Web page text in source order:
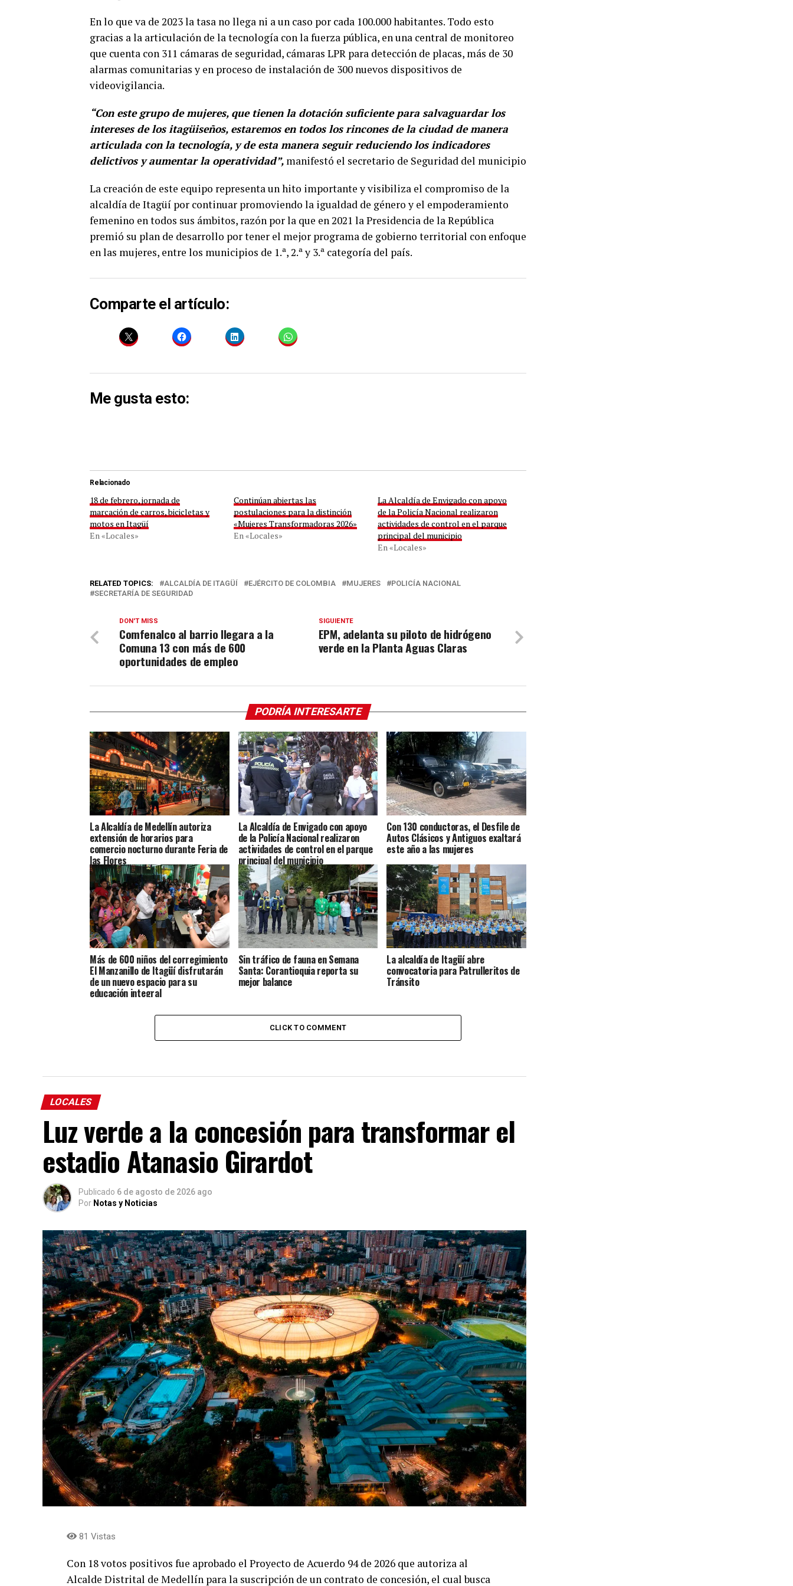
En lo que va de 2023 la tasa no llega ni a un caso por cada 100.000 habitantes. Todo esto
gracias a la articulación de la tecnología con la fuerza pública, en una central de monitoreo
que cuenta con 311 cámaras de seguridad, cámaras LPR para detección de placas, más de 30
alarmas comunitarias y en proceso de instalación de 300 nuevos dispositivos de
videovigilancia.
“Con este grupo de mujeres, que tienen la dotación suficiente para salvaguardar los
intereses de los itagüiseños, estaremos en todos los rincones de la ciudad de manera
articulada con la tecnología, y de esta manera seguir reduciendo los indicadores
delictivos y aumentar la operatividad”, manifestó el secretario de Seguridad del municipio
La creación de este equipo representa un hito importante y visibiliza el compromiso de la
alcaldía de Itagüí por continuar promoviendo la igualdad de género y el empoderamiento
femenino en todos sus ámbitos, razón por la que en 2021 la Presidencia de la República
premió su plan de desarrollo por tener el mejor programa de gobierno territorial con enfoque
en las mujeres, entre los municipios de 1.ª, 2.ª y 3.ª categoría del país.
Comparte el artículo:
Me gusta esto:
Relacionado
18 de febrero, jornada de
marcación de carros, bicicletas y
motos en Itagüí
En «Locales»
Continúan abiertas las
postulaciones para la distinción
«Mujeres Transformadoras 2026»
En «Locales»
La Alcaldía de Envigado con apoyo
de la Policía Nacional realizaron
actividades de control en el parque
principal del municipio
En «Locales»
RELATED TOPICS: ALCALDÍA DE ITAGÜÍ EJÉRCITO DE COLOMBIA MUJERES
POLICÍA NACIONAL
SECRETARÍA DE SEGURIDAD
SIGUIENTE
EPM, adelanta su piloto de hidrógeno
verde en la Planta Aguas Claras
DON'T MISS
Comfenalco al barrio llegara a la
Comuna 13 con más de 600
oportunidades de empleo
PODRÍA INTERESARTE
La Alcaldía de Medellín autoriza
extensión de horarios para
comercio nocturno durante Feria de
las Flores
La Alcaldía de Envigado con apoyo
de la Policía Nacional realizaron
actividades de control en el parque
principal del municipio
Con 130 conductoras, el Desfile de
Autos Clásicos y Antiguos exaltará
este año a las mujeres
Más de 600 niños del corregimiento
El Manzanillo de Itagüí disfrutarán
de un nuevo espacio para su
educación integral
Sin tráfico de fauna en Semana
Santa: Corantioquia reporta su
mejor balance
La alcaldía de Itagüí abre
convocatoria para Patrulleritos de
Tránsito
CLICK TO COMMENT
LOCALES
Luz verde a la concesión para transformar el
estadio Atanasio Girardot
Publicado 6 de agosto de 2026 ago
Por Notas y Noticias
81 Vistas
Con 18 votos positivos fue aprobado el Proyecto de Acuerdo 94 de 2026 que autoriza al
Alcalde Distrital de Medellín para la suscripción de un contrato de concesión, el cual busca